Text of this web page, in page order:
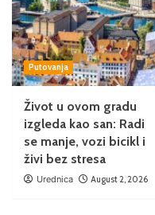
Putovanja
Život u ovom gradu
izgleda kao san: Radi
se manje, vozi bicikl i
živi bez stresa
Urednica August 2, 2026